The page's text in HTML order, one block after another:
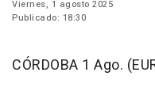
Viernes, 1 agosto 2025
Publicado: 18:30
CÓRDOBA 1 Ago.